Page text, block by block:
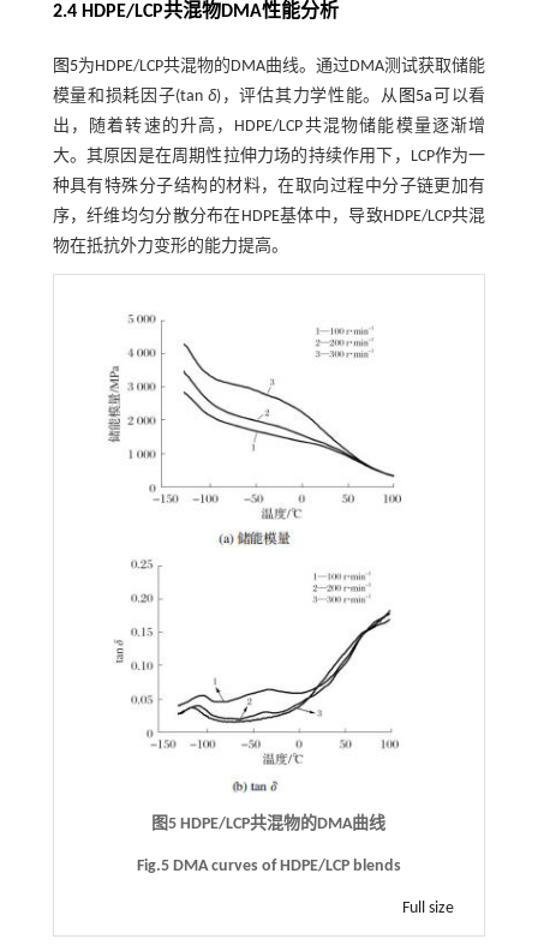
2.4 HDPE/LCP共混物DMA性能分析
图5为HDPE/LCP共混物的DMA曲线。通过DMA测试获取储能
模量和损耗因子(tanδ)，评估其力学性能。从 图5a 可以看
出，随着转速的升高，HDPE/LCP共混物储能模量逐渐增
大。其原因是在周期性拉伸力场的持续作用下，LCP作为一
种具有特殊分子结构的材料，在取向过程中分子链更加有
序，纤维均匀分散分布在HDPE基体中，导致HDPE/LCP共混
物在抵抗外力变形的能力提高。
图5 HDPE/LCP共混物的DMA曲线
Fig.5 DMA curves of HDPE/LCP blends
Full size